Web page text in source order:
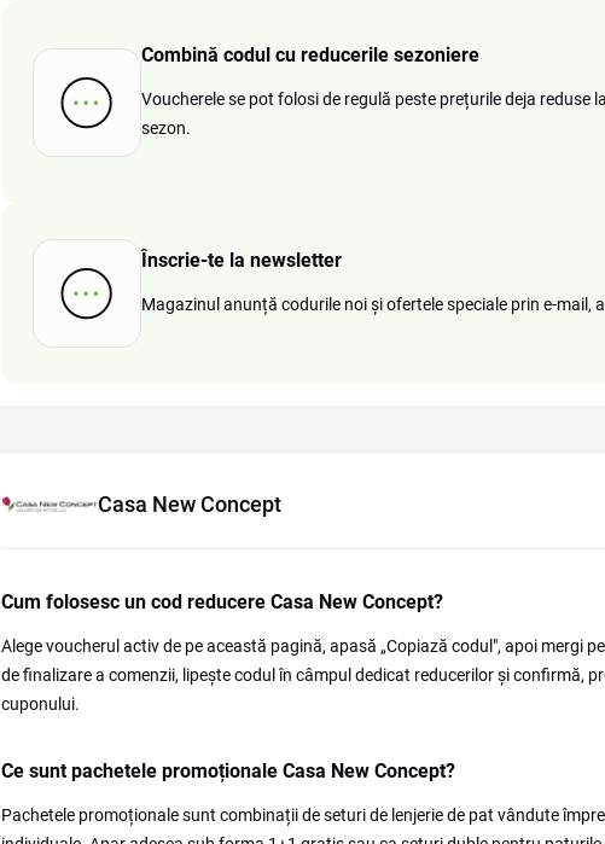
Combină codul cu reducerile sezoniere
Voucherele se pot folosi de regulă peste prețurile deja reduse
sezon.
Înscrie-te la newsletter
Magazinul anunță codurile noi și ofertele speciale prin e-mail,
Casa New Concept
Cum folosesc un cod reducere Casa New Concept?
Alege voucherul activ de pe această pagină, apasă „Copiază codul", apoi mergi
de finalizare a comenzii, lipește codul în câmpul dedicat reducerilor și confirmă,
cuponului.
Ce sunt pachetele promoționale Casa New Concept?
Pachetele promoționale sunt combinații de seturi de lenjerie de pat vândute